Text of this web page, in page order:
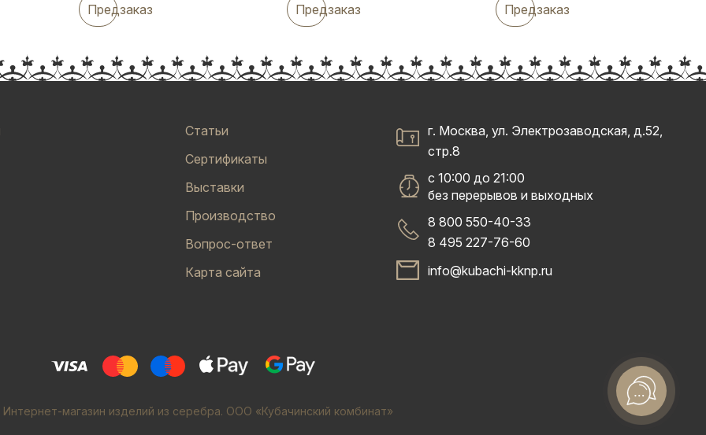
Предзаказ Предзаказ Предзаказ
Статьи
Сертификаты
Выставки
Производство
Вопрос-ответ
Карта сайта
г. Москва, ул. Электрозаводская, д.52,
стр.8
с 10:00 до 21:00
без перерывов и выходных
8 800 550-40-33
8 495 227-76-60
info@kubachi-kknp.ru
магазин изделий из серебра. ООО «Кубачинский комбинат»